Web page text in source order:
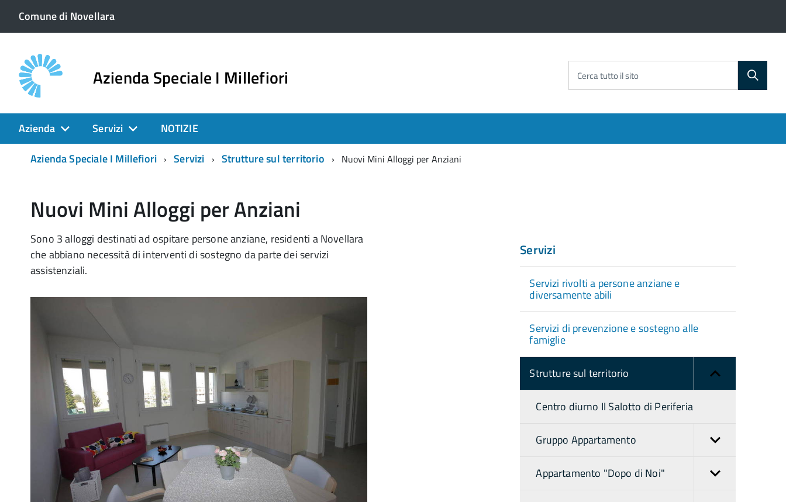
Comune di Novellara
Azienda Speciale I Millefiori Cerca tutto il sito
Azienda Servizi
NOTIZIE
Azienda Speciale I Millefiori
Servizi Strutture sul territorio Nuovi Mini Alloggi per Anziani
Nuovi Mini Alloggi per Anziani
Sono 3 alloggi destinati ad ospitare persone anziane, residenti a Novellara
che abbiano necessità di interventi di sostegno da parte dei servizi
assistenziali.
Servizi
Servizi rivolti a persone anziane e
diversamente abili
Servizi di prevenzione e sostegno alle
famiglie
Strutture sul territorio
Centro diurno Il Salotto di Periferia
Gruppo Appartamento
Appartamento "Dopo di Noi"